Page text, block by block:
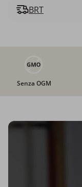
BRT
Senza OGM